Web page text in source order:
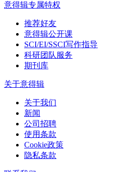
意得辑专属特权
推荐好友
意得辑公开课
SCI/EI/SSCI写作指导
科研团队服务
期刊库
关于意得辑
关于我们
新闻
公司招聘
使用条款
Cookie政策
隐私条款